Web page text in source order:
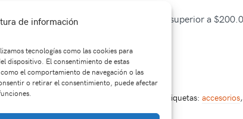
de información
tecnologías como las cookies para
dispositivo. El consentimiento de estas
el comportamiento de navegación o las
o retirar el consentimiento, puede afectar
del producto es gratis si la compra es superior a
Etiquetas: accesorios,